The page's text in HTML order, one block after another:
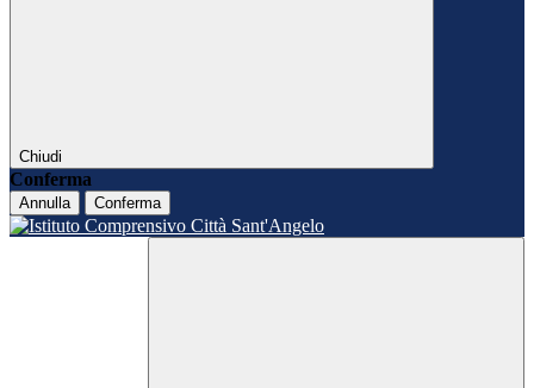
Chiudi
Conferma
Annulla Conferma